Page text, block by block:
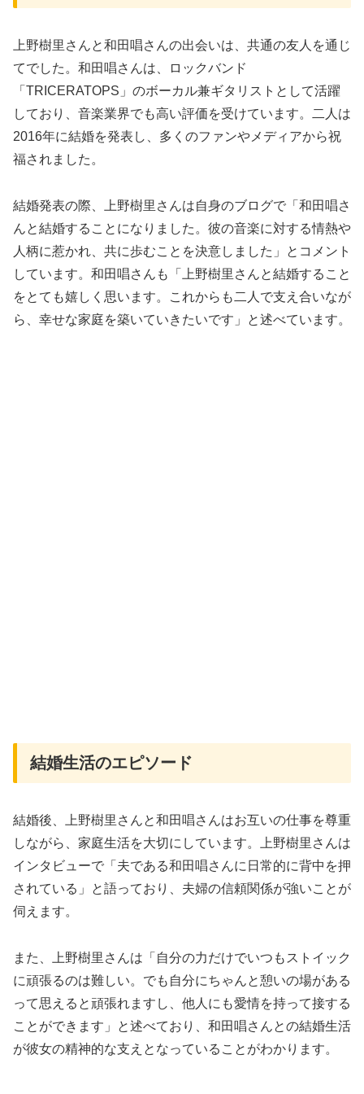
上野樹里さんと和田唱さんの出会いは、共通の友人を通じ
てでした。和田唱さんは、ロックバンド
「TRICERATOPS」のボーカル兼ギタリストとして活躍
しており、音楽業界でも高い評価を受けています。二人は
2016年に結婚を発表し、多くのファンやメディアから祝
福されました。
結婚発表の際、上野樹里さんは自身のブログで「和田唱さ
んと結婚することになりました。彼の音楽に対する情熱や
人柄に惹かれ、共に歩むことを決意しました」とコメント
しています。和田唱さんも「上野樹里さんと結婚すること
をとても嬉しく思います。これからも二人で支え合いなが
ら、幸せな家庭を築いていきたいです」と述べています。
結婚生活のエピソード
結婚後、上野樹里さんと和田唱さんはお互いの仕事を尊重
しながら、家庭生活を大切にしています。上野樹里さんは
インタビューで「夫である和田唱さんに日常的に背中を押
されている」と語っており、夫婦の信頼関係が強いことが
伺えます。
また、上野樹里さんは「自分の力だけでいつもストイック
に頑張るのは難しい。でも自分にちゃんと憩いの場がある
って思えると頑張れますし、他人にも愛情を持って接する
ことができます」と述べており、和田唱さんとの結婚生活
が彼女の精神的な支えとなっていることがわかります。